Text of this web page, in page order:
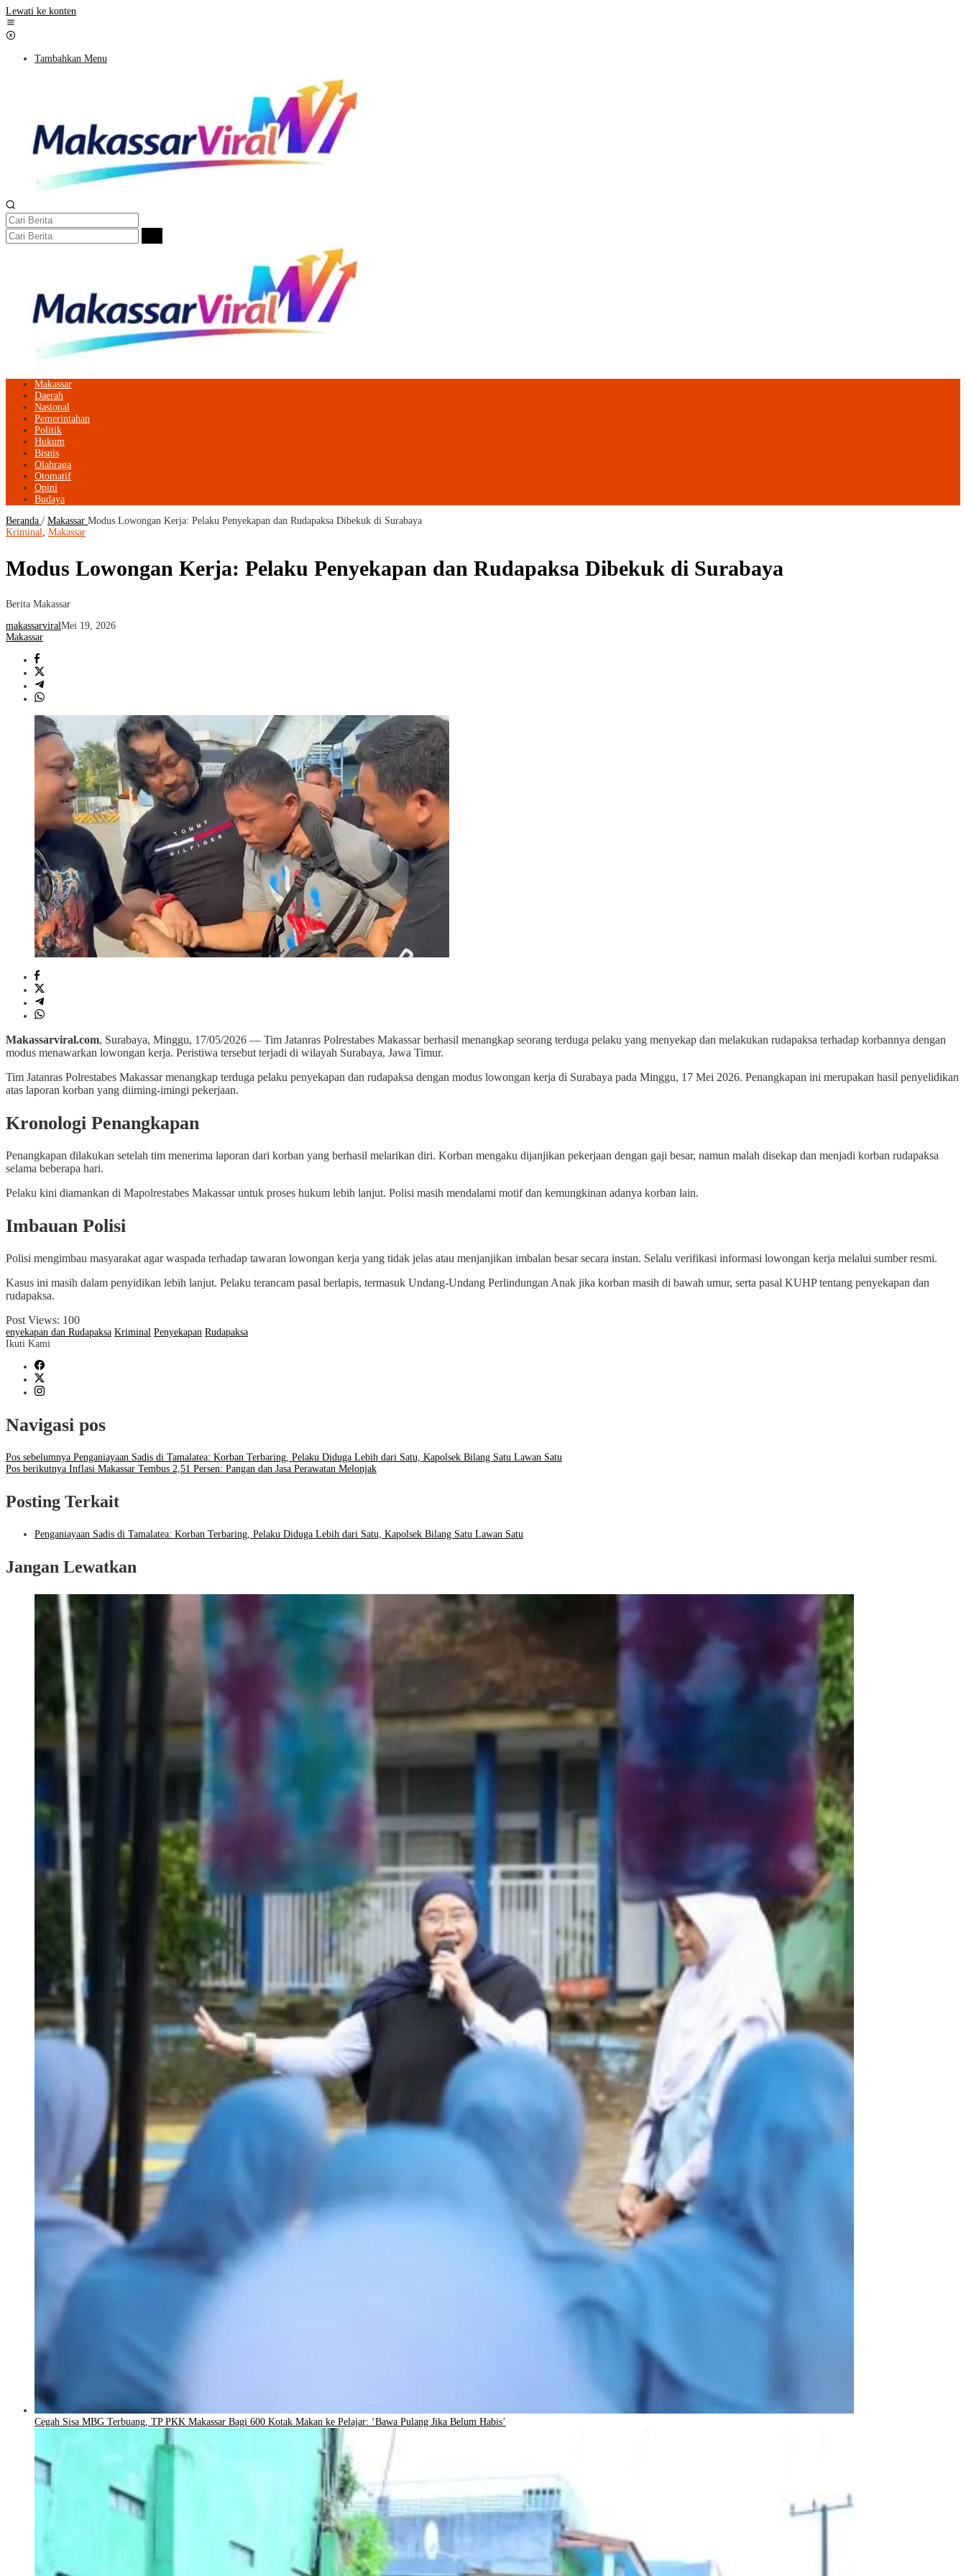
Lewati ke konten
Tambahkan Menu
Makassar
Daerah
Nasional
Pemerintahan
Politik
Hukum
Bisnis
Olahraga
Otomatif
Opini
Budaya
Beranda / Makassar Modus Lowongan Kerja: Pelaku Penyekapan dan Rudapaksa Dibekuk di Surabaya
Kriminal, Makassar
Modus Lowongan Kerja: Pelaku Penyekapan dan Rudapaksa Dibekuk di Surabaya
Berita Makassar
makassarviralMei 19, 2026
Makassar
Makassarviral.com, Surabaya, Minggu, 17/05/2026 — Tim Jatanras Polrestabes Makassar berhasil menangkap seorang terduga pelaku yang menyekap dan melakukan rudapaksa terhadap korbannya dengan
modus menawarkan lowongan kerja. Peristiwa tersebut terjadi di wilayah Surabaya, Jawa Timur.
Tim Jatanras Polrestabes Makassar menangkap terduga pelaku penyekapan dan rudapaksa dengan modus lowongan kerja di Surabaya pada Minggu, 17 Mei 2026. Penangkapan ini merupakan hasil penyelidikan
atas laporan korban yang diiming-imingi pekerjaan.
Kronologi Penangkapan
Penangkapan dilakukan setelah tim menerima laporan dari korban yang berhasil melarikan diri. Korban mengaku dijanjikan pekerjaan dengan gaji besar, namun malah disekap dan menjadi korban rudapaksa
selama beberapa hari.
Pelaku kini diamankan di Mapolrestabes Makassar untuk proses hukum lebih lanjut. Polisi masih mendalami motif dan kemungkinan adanya korban lain.
Imbauan Polisi
Polisi mengimbau masyarakat agar waspada terhadap tawaran lowongan kerja yang tidak jelas atau menjanjikan imbalan besar secara instan. Selalu verifikasi informasi lowongan kerja melalui sumber resmi.
Kasus ini masih dalam penyidikan lebih lanjut. Pelaku terancam pasal berlapis, termasuk Undang-Undang Perlindungan Anak jika korban masih di bawah umur, serta pasal KUHP tentang penyekapan dan
rudapaksa.
Post Views: 100
enyekapan dan Rudapaksa Kriminal Penyekapan Rudapaksa
Ikuti Kami
Navigasi pos
Pos sebelumnya Penganiayaan Sadis di Tamalatea: Korban Terbaring, Pelaku Diduga Lebih dari Satu, Kapolsek Bilang Satu Lawan Satu
Pos berikutnya Inflasi Makassar Tembus 2,51 Persen: Pangan dan Jasa Perawatan Melonjak
Posting Terkait
Penganiayaan Sadis di Tamalatea: Korban Terbaring, Pelaku Diduga Lebih dari Satu, Kapolsek Bilang Satu Lawan Satu
Jangan Lewatkan
Cegah Sisa MBG Terbuang, TP PKK Makassar Bagi 600 Kotak Makan ke Pelajar: ‘Bawa Pulang Jika Belum Habis’